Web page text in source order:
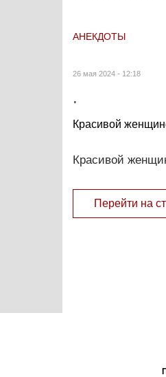
АНЕКДОТЫ
26 мая 2024 - 12:18
.
Красивой
Красивой
Перейти на